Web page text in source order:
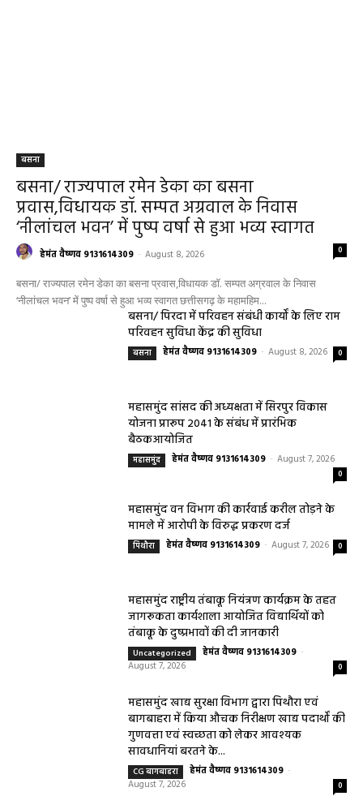
बसना
बसना/ राज्यपाल रमेन डेका का बसना
प्रवास,विधायक डॉ. सम्पत अग्रवाल के निवास
‘नीलांचल भवन’ में पुष्प वर्षा से हुआ भव्य स्वागत
हेमंत वैष्णव 9131614309 - August 8, 2026 0
बसना/ राज्यपाल रमेन डेका का बसना प्रवास,विधायक डॉ. सम्पत अग्रवाल के निवास
‘नीलांचल भवन’ में पुष्प वर्षा से हुआ भव्य स्वागत छत्तीसगढ़ के महामहिम...
बसना/ पिरदा में परिवहन संबंधी कार्यों के लिए राम
परिवहन सुविधा केंद्र की सुविधा
बसना हेमंत वैष्णव 9131614309 - August 8, 2026 0
महासमुंद सांसद की अध्यक्षता में सिरपुर विकास
योजना प्रारूप 2041 के संबंध में प्रारंभिक
बैठकआयोजित
महासमुंद हेमंत वैष्णव 9131614309 - August 7, 2026
0
महासमुंद वन विभाग की कार्रवाई करील तोड़ने के
मामले में आरोपी के विरुद्ध प्रकरण दर्ज
पिथौरा हेमंत वैष्णव 9131614309 - August 7, 2026 0
महासमुंद राष्ट्रीय तंबाकू नियंत्रण कार्यक्रम के तहत
जागरूकता कार्यशाला आयोजित विद्यार्थियों को
तंबाकू के दुष्प्रभावों की दी जानकारी
Uncategorized हेमंत वैष्णव 9131614309 -
August 7, 2026
0
महासमुंद खाद्य सुरक्षा विभाग द्वारा पिथौरा एवं
बागबाहरा में किया औचक निरीक्षण खाद्य पदार्थों की
गुणवत्ता एवं स्वच्छता को लेकर आवश्यक
सावधानियां बरतने के...
CG बागबाहरा हेमंत वैष्णव 9131614309 -
August 7, 2026
0